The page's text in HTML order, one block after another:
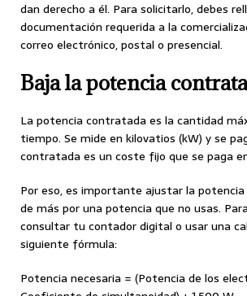
dan derecho a él. Para solicitarlo, debes
documentación requerida a la
correo electrónico, postal o presencial.
Baja la potencia
La potencia contratada es la cantidad
tiempo. Se mide en kilovatios (kW) y se
contratada es un coste fijo que se paga
Por eso, es importante ajustar la
de más por una potencia que no usas.
consultar tu contador digital o usar una
siguiente fórmula:
Potencia necesaria = (Potencia de los